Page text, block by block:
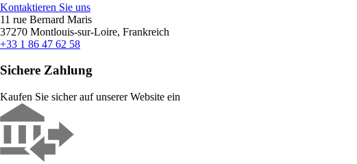
Kontaktieren Sie uns
11 rue Bernard Maris
37270 Montlouis-sur-Loire, Frankreich
+33 1 86 47 62 58
Sichere Zahlung
Kaufen Sie sicher auf unserer Website ein